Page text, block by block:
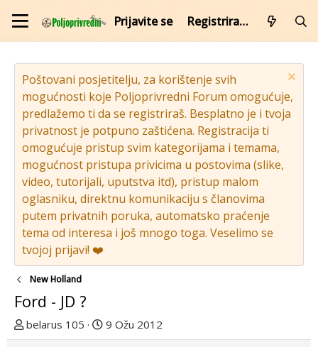
Prijavite se Registrirajte se
Poštovani posjetitelju, za korištenje svih
mogućnosti koje Poljoprivredni Forum omogućuje,
predlažemo ti da se registriraš. Besplatno je i tvoja
privatnost je potpuno zaštićena. Registracija ti
omogućuje pristup svim kategorijama i temama,
mogućnost pristupa privicima u postovima (slike,
video, tutorijali, uputstva itd), pristup malom
oglasniku, direktnu komunikaciju s članovima
putem privatnih poruka, automatsko praćenje
tema od interesa i još mnogo toga. Veselimo se
tvojoj prijavi! ❤️
New Holland
Ford - JD ?
T
e
belarus 105
D
a
9 Ožu 2012